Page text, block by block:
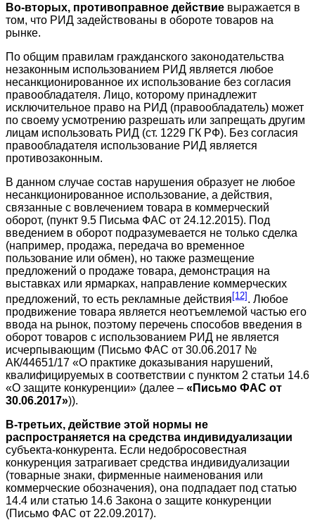
Во-вторых, противоправное действие выражается в
том, что РИД задействованы в обороте товаров на
рынке.
По общим правилам гражданского законодательства
незаконным использованием РИД является любое
несанкционированное их использование без согласия
правообладателя. Лицо, которому принадлежит
исключительное право на РИД (правообладатель) может
по своему усмотрению разрешать или запрещать другим
лицам использовать РИД (ст. 1229 ГК РФ). Без согласия
правообладателя использование РИД является
противозаконным.
В данном случае состав нарушения образует не любое
несанкционированное использование, а действия,
связанные с вовлечением товара в коммерческий
оборот, (пункт 9.5 Письма ФАС от 24.12.2015). Под
введением в оборот подразумевается не только сделка
(например, продажа, передача во временное
пользование или обмен), но также размещение
предложений о продаже товара, демонстрация на
выставках или ярмарках, направление коммерческих
предложений, то есть рекламные действия[12]. Любое
продвижение товара является неотъемлемой частью его
ввода на рынок, поэтому перечень способов введения в
оборот товаров с использованием РИД не является
исчерпывающим (Письмо ФАС от 30.06.2017 №
АК/44651/17 «О практике доказывания нарушений,
квалифицируемых в соответствии с пунктом 2 статьи 14.6
«О защите конкуренции» (далее – «Письмо ФАС от
30.06.2017»)).
В-третьих, действие этой нормы не
распространяется на средства индивидуализации
субъекта-конкурента. Если недобросовестная
конкуренция затрагивает средства индивидуализации
(товарные знаки, фирменные наименования или
коммерческие обозначения), она подпадает под статью
14.4 или статью 14.6 Закона о защите конкуренции
(Письмо ФАС от 22.09.2017).